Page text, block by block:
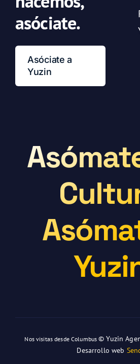
asóciate.
Asóciate a
Yuzin
Nos visitas desde Columbus© Yuzin
Desarrollo web